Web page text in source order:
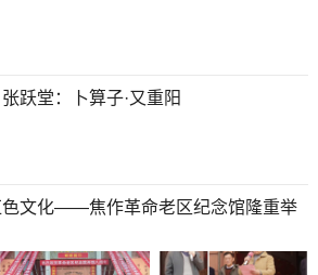
张跃堂：卜算子·又重阳
色文化——焦作革命老区纪念馆隆重举